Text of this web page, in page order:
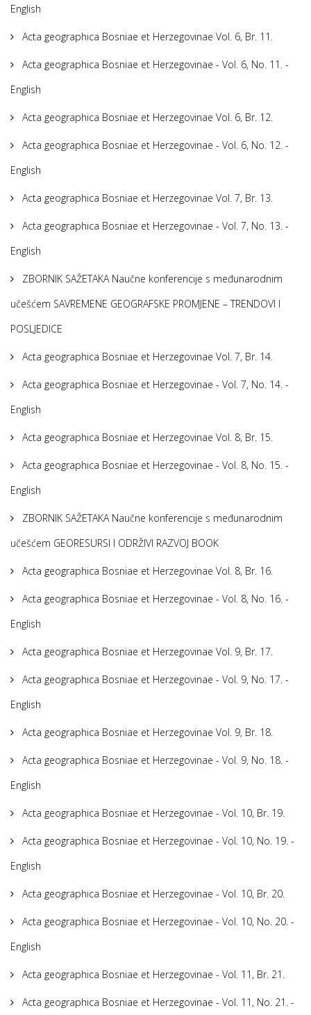
English
Acta geographica Bosniae et Herzegovinae Vol. 6, Br. 11.
Acta geographica Bosniae et Herzegovinae - Vol. 6, No. 11. -
English
Acta geographica Bosniae et Herzegovinae Vol. 6, Br. 12.
Acta geographica Bosniae et Herzegovinae - Vol. 6, No. 12. -
English
Acta geographica Bosniae et Herzegovinae Vol. 7, Br. 13.
Acta geographica Bosniae et Herzegovinae - Vol. 7, No. 13. -
English
ZBORNIK SAŽETAKA Naučne konferencije s međunarodnim
učešćem SAVREMENE GEOGRAFSKE PROMJENE – TRENDOVI I
POSLJEDICE
Acta geographica Bosniae et Herzegovinae Vol. 7, Br. 14.
Acta geographica Bosniae et Herzegovinae - Vol. 7, No. 14. -
English
Acta geographica Bosniae et Herzegovinae Vol. 8, Br. 15.
Acta geographica Bosniae et Herzegovinae - Vol. 8, No. 15. -
English
ZBORNIK SAŽETAKA Naučne konferencije s međunarodnim
učešćem GEORESURSI I ODRŽIVI RAZVOJ BOOK
Acta geographica Bosniae et Herzegovinae Vol. 8, Br. 16.
Acta geographica Bosniae et Herzegovinae - Vol. 8, No. 16. -
English
Acta geographica Bosniae et Herzegovinae Vol. 9, Br. 17.
Acta geographica Bosniae et Herzegovinae - Vol. 9, No. 17. -
English
Acta geographica Bosniae et Herzegovinae Vol. 9, Br. 18.
Acta geographica Bosniae et Herzegovinae - Vol. 9, No. 18. -
English
Acta geographica Bosniae et Herzegovinae - Vol. 10, Br. 19.
Acta geographica Bosniae et Herzegovinae - Vol. 10, No. 19. -
English
Acta geographica Bosniae et Herzegovinae - Vol. 10, Br. 20.
Acta geographica Bosniae et Herzegovinae - Vol. 10, No. 20. -
English
Acta geographica Bosniae et Herzegovinae - Vol. 11, Br. 21.
Acta geographica Bosniae et Herzegovinae - Vol. 11, No. 21. -